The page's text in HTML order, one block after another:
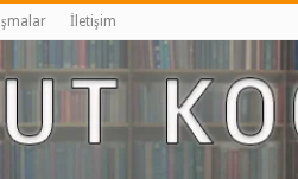
İletişim